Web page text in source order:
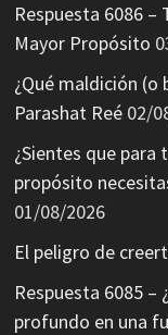
Respuesta 6086 –
Mayor Propósito
¿Qué maldición (o
Parashat Reé 02/
¿Sientes que para
propósito
01/08/2026
El peligro de
Respuesta 6085
profundo en una